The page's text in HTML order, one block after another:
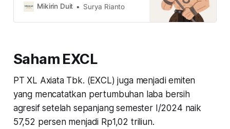
pemegang saham. Tapi apakah
Mikirin Duit Surya Rianto
Saham EXCL
PT XL Axiata Tbk. (EXCL) juga menjadi emiten
yang mencatatkan pertumbuhan laba bersih
agresif setelah sepanjang semester I/2024 naik
57,52 persen menjadi Rp1,02 triliun.